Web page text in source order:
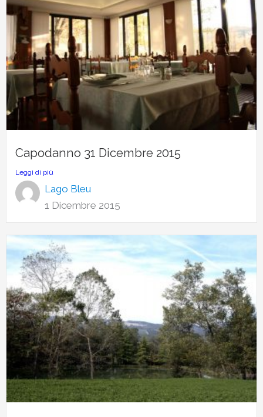
Capodanno 31 Dicembre 2015
Leggi di più
Lago Bleu
1 Dicembre 2015